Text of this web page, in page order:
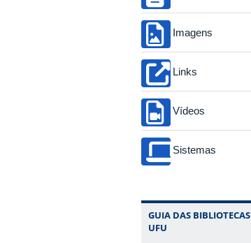
Imagens
Links
Vídeos
Sistemas
GUIA DAS BIBLIOTECAS
UFU